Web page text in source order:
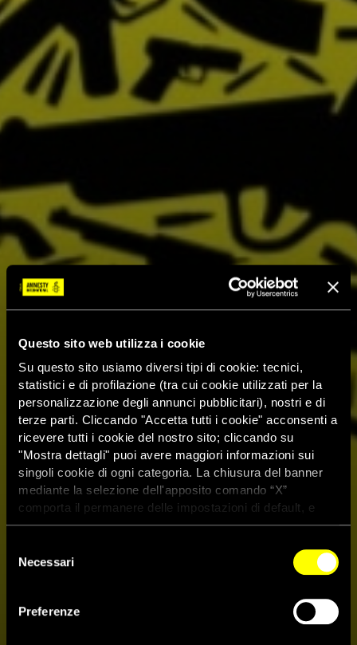
Questo sito web utilizza i cookie
Su questo sito usiamo diversi tipi di cookie: tecnici,
statistici e di profilazione (tra cui cookie utilizzati per la
personalizzazione degli annunci pubblicitari), nostri e di
terze parti. Cliccando "Accetta tutti i cookie" acconsenti a
ricevere tutti i cookie del nostro sito; cliccando su
"Mostra dettagli" puoi avere maggiori informazioni sui
singoli cookie di ogni categoria. La chiusura del banner
mediante la selezione dell'apposito comando “X”
comporta il permanere delle impostazioni di default, e
dunque la continuazione della navigazione con i cookie
dei cookie attivi sul sito clicca
delNecessari
Preferenze
Negli Usa c’è una vera
emergenza per l’uso delle armi